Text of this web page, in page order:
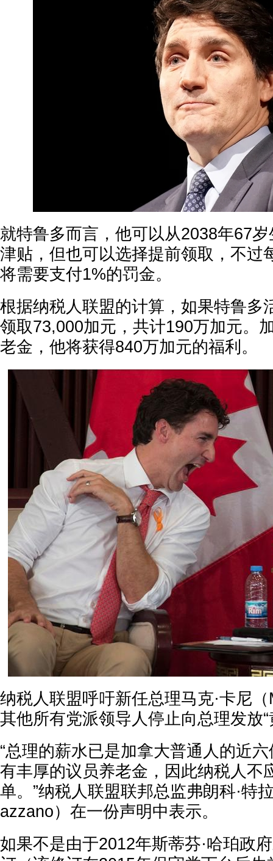
就特鲁多而言，他可以从2038年67
津贴，但也可以选择提前领取，不过
将需要支付1%的罚金。
根据纳税人联盟的计算，如果特鲁多
领取73,000加元，共计190万加元。
老金，他将获得840万加元的福利。
纳税人联盟呼吁新任总理马克·卡尼
其他所有党派领导人停止向总理发放
“总理的薪水已是加拿大普通人的近
有丰厚的议员养老金，因此纳税人不
单。”纳税人联盟联邦总监弗朗科·特
azzano）在一份声明中表示。
如果不是由于2012年斯蒂芬·哈珀政